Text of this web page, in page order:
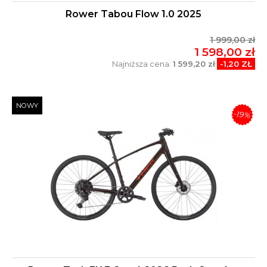
Rower Tabou Flow 1.0 2025
1 999,00 zł
1 598,00 zł
Najniższa cena: 1 599,20 zł -1,20 ZŁ
NOWY
-19%